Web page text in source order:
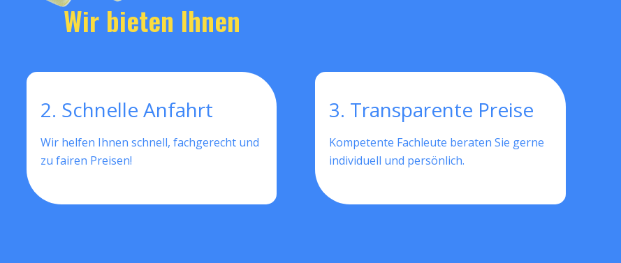
Wir bieten Ihnen
2. Schnelle Anfahrt
Wir helfen Ihnen schnell, fachgerecht und
zu fairen Preisen!
3. Transparente Preise
Kompetente Fachleute beraten Sie gerne
individuell und persönlich.